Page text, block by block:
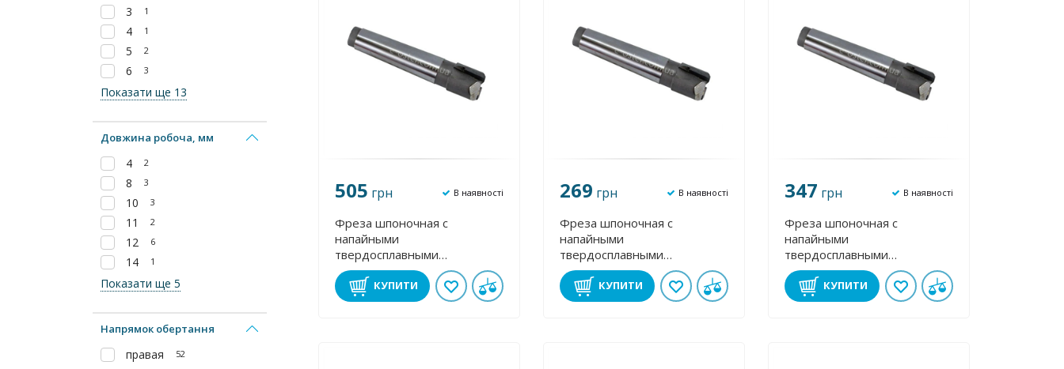
3 1
4 1
5 2
6 3
Показати ще 13
Довжина робоча, мм
4 2
8 3
10 3
11 2
12 6
14 1
Показати ще 5
Напрямок обертання
правая 52
505 грн В наявності
Фреза шпоночная с
напайными
твердосплавными
пластинами 25 мм к/х ВК8
КУПИТИ
269 грн В наявності
Фреза шпоночная с
напайными
твердосплавными
пластинами 22 мм к/х Т5К10
КУПИТИ
347 грн В наявності
Фреза шпоночная с
напайными
твердосплавными
пластинами 16 мм к/х ВК8
КУПИТИ